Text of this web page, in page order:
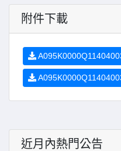
附件下載
近月內熱門公告